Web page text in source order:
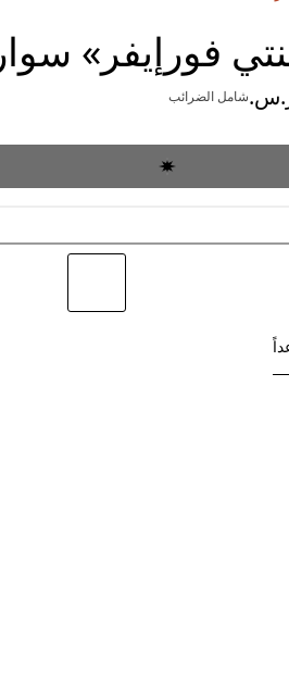
فورإيفر» سوار
السعر الحالي ‏1,710.00 ر.س.‏
شامل الضرائب